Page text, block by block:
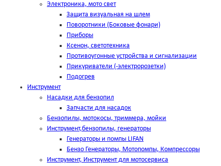
Электроника, мото свет
Защита визуальная на шлем
Поворотники (Боковые фонари)
Приборы
Ксенон, светотехника
Противоугонные устройства и сигнализации
Прикуриватели (-электророзетки)
Подогрев
Инструмент
Насадки для бензопил
Запчасти для насадок
Бензопилы, мотокосы, триммера, мойки
Инструмент,бензопилы, генераторы
Генераторы и помпы LIFAN
Бензо Генераторы, Мотопомпы, Компрессоры
Инструмент, Инструмент для мотосервиса